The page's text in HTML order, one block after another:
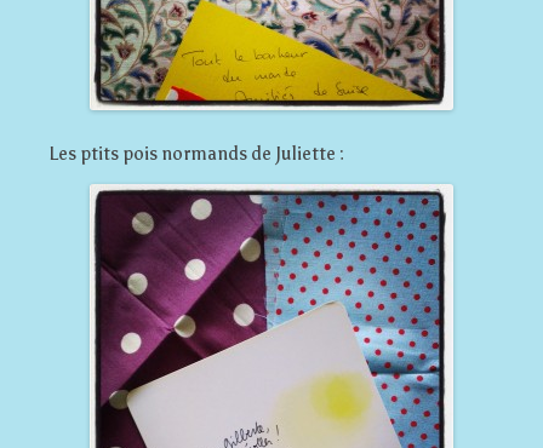
Les ptits pois normands de Juliette :